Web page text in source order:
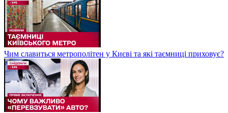
Чим славиться метрополітен у Києві та які таємниці приховує?